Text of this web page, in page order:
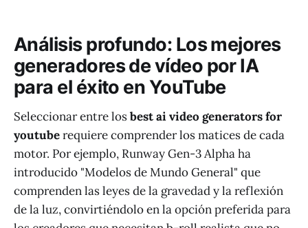
Análisis profundo: Los mejores
generadores de vídeo por IA
para el éxito en YouTube
Seleccionar entre losbest ai video generators for
youtuberequiere comprender los matices de cada
motor. Por ejemplo, Runway Gen-3 Alpha ha
introducido "Modelos de Mundo General" que
comprenden las leyes de la gravedad y la reflexión
de la luz, convirtiéndolo en la opción preferida para